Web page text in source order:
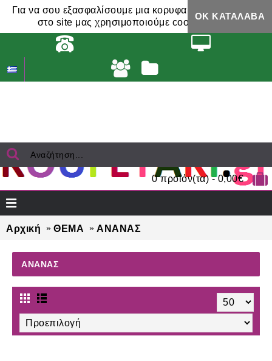
Για να σου εξασφαλίσουμε μια κορυφαία εμπειρία,
στο site μας χρησιμοποιούμε cookies.
ΟΚ ΚΑΤΆΛΑΒΑ
0 προϊόν(τα) - 0,00€
Αρχική ΘΕΜΑ ΑΝΑΝΑΣ
ΑΝΑΝΑΣ